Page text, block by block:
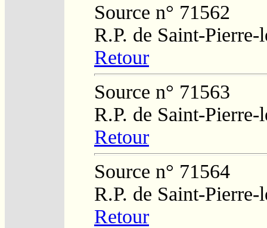
Source n° 71562
R.P. de Saint-
Retour
Source n° 71563
R.P. de Saint-
Retour
Source n° 71564
R.P. de Saint-
Retour